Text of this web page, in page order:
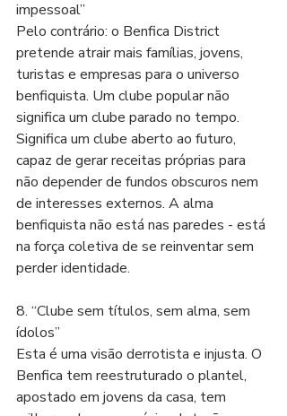
impessoal”
Pelo contrário: o Benfica District
pretende atrair mais famílias, jovens,
turistas e empresas para o universo
benfiquista. Um clube popular não
significa um clube parado no tempo.
Significa um clube aberto ao futuro,
capaz de gerar receitas próprias para
não depender de fundos obscuros nem
de interesses externos. A alma
benfiquista não está nas paredes - está
na força coletiva de se reinventar sem
perder identidade.
8. “Clube sem títulos, sem alma, sem
ídolos”
Esta é uma visão derrotista e injusta. O
Benfica tem reestruturado o plantel,
apostado em jovens da casa, tem